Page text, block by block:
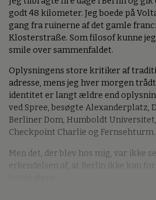
godt 48 kilometer. Jeg boede på
gang fra ruinerne af det gamle
Klosterstraße. Som filosof kunne
smile over sammenfaldet.
Oplysningens store kritiker af
adresse, mens jeg hver morgen
identitet er langt ældre end
ved Spree, besøgte Alexanderplatz,
Berliner Dom, Humboldt
Checkpoint Charlie og Fernsehturm.
Men det, der blev hos mig, var ikke
erkendelsen af, at Berlin ikke kan